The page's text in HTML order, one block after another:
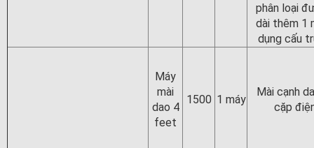
phân loại
dài thêm 1
dụng cấu
Máy
mài
dao 4
feet
1500 1 máy
Mài cạnh
cặp